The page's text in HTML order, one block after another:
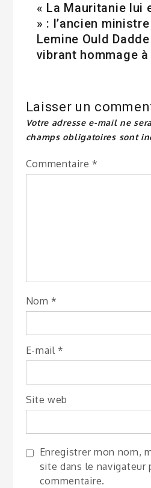
« La Mauritanie lui
» : l’ancien
Lemine Ould
vibrant hommage
Laisser un
Votre adresse e-mail ne
champs obligatoires sont
Commentaire *
Nom *
E-mail *
Site web
Enregistrer mon nom,
site dans le navigateur
commentaire.